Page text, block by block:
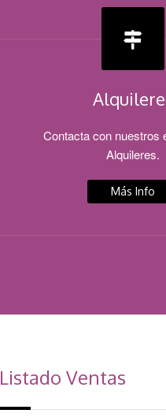
Contacta con nuestros
Alquileres.
Más Info
Listado Ventas